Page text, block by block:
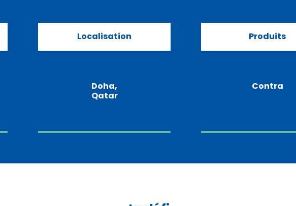
Localisation
Doha,
Qatar
Produits
Contra